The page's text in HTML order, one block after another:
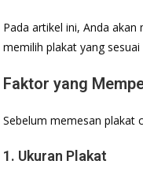
Pada artikel ini, Anda
memilih plakat yang
Faktor yang
Sebelum memesan plakat
1. Ukuran Plakat